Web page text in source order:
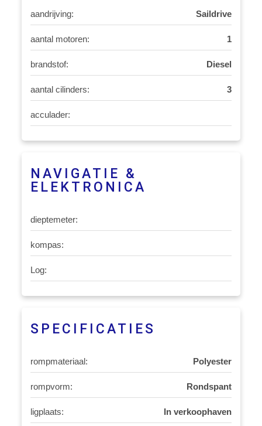
aandrijving: Saildrive
aantal motoren: 1
brandstof: Diesel
aantal cilinders: 3
acculader:
NAVIGATIE &
ELEKTRONICA
dieptemeter:
kompas:
Log:
SPECIFICATIES
rompmateriaal: Polyester
rompvorm: Rondspant
ligplaats: In verkoophaven